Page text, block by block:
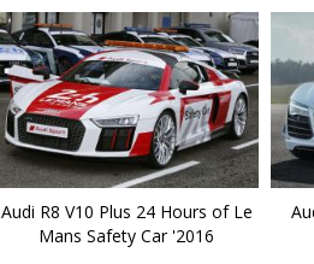
Audi R8 V10 Plus 24 Hours of Le
Mans Safety Car '2016